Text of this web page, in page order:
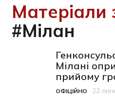
Матеріали
#Мілан
Мілані
прийому
Категорія
ОФІЦІЙНО
Дата 22